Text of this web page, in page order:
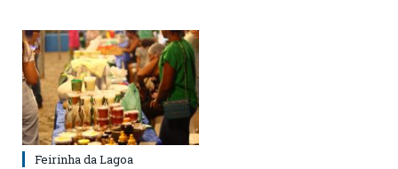
Feirinha da Lagoa